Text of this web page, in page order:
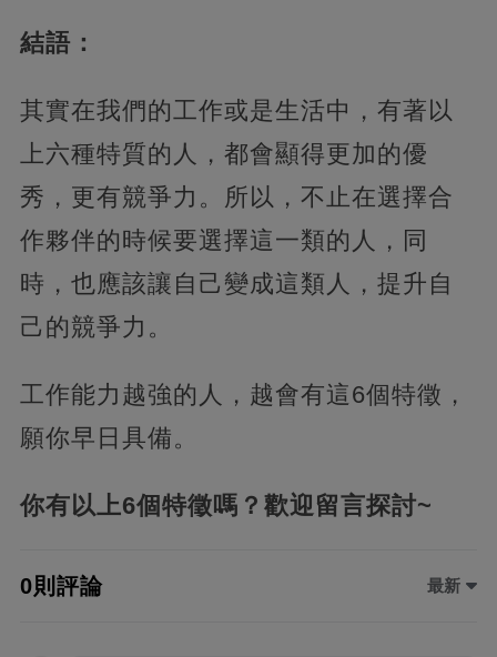
結語：
其實在我們的工作或是生活中，有著以
上六種特質的人，都會顯得更加的優
秀，更有競爭力。所以，不止在選擇合
作夥伴的時候要選擇這一類的人，同
時，也應該讓自己變成這類人，提升自
己的競爭力。
工作能力越強的人，越會有這6個特徵，
願你早日具備。
你有以上6個特徵嗎？歡迎留言探討~
0則評論 最新